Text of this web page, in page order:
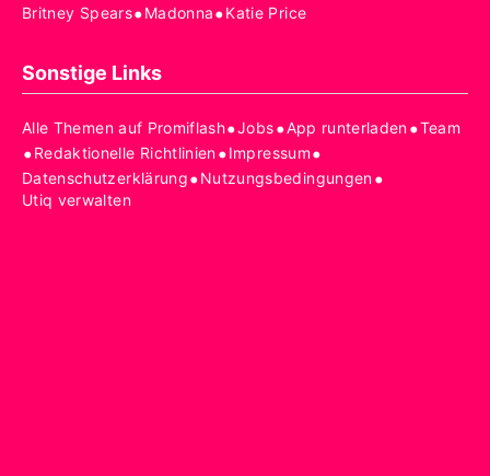
Britney Spears•Madonna•Katie Price
Sonstige Links
Alle Themen auf Promiflash•Jobs•App runterladen•Team
•Redaktionelle Richtlinien•Impressum•
Datenschutzerklärung•Nutzungsbedingungen•
Utiq verwalten